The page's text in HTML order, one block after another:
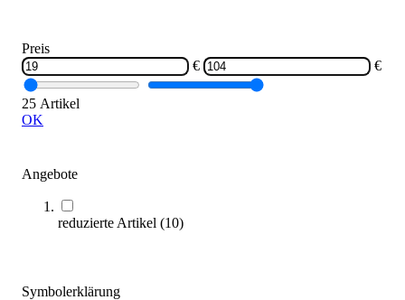
Preis
€
€
25 Artikel
OK
Angebote
reduzierte Artikel (10)
Symbolerklärung
Kübler Sport® Volleyball TOP SCHOOL
30,95 €